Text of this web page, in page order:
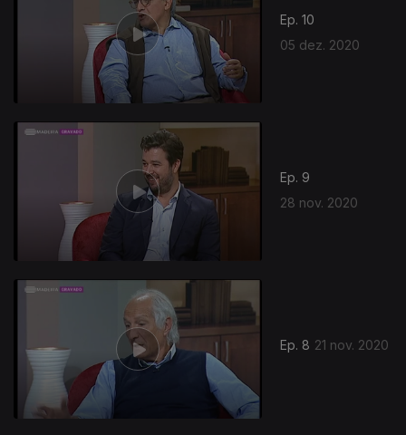
Ep. 10
05 dez. 2020
Ep. 9
28 nov. 2020
Ep. 8 21 nov. 2020